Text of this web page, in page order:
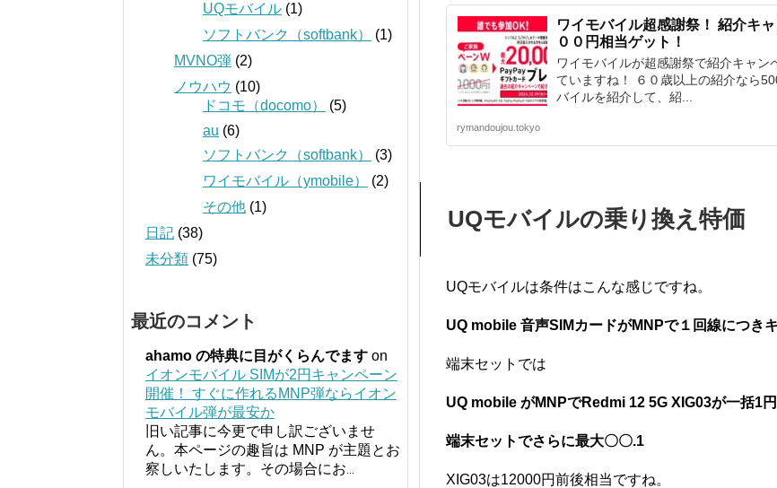
ワイモバイル超感謝祭！ 紹介キ
００円相当ゲット！
ワイモバイルが超感謝祭で紹介キャン
ていますね！ ６０歳以上の紹介なら
バイルを紹介して、紹...
rymandoujou.tokyo
UQモバイルの乗り換え特価
UQモバイルは条件はこんな感じですね。
UQ mobile 音声SIMカードがMNPで１回線につき
端末セットでは
UQ mobile がMNPでRedmi 12 5G XIG03が一括1円
端末セットでさらに最大〇〇.1
XIG03は12000円前後相当ですね。
UQモバイル (1)
ソフトバンク（softbank）
(1)
MVNO弾 (2)
ノウハウ (10)
ドコモ（docomo）
(5)
au (6)
ソフトバンク（softbank）
(3)
ワイモバイル（ymobile）
(2)
その他 (1)
日記 (38)
未分類 (75)
最近のコメント
ahamo の特典に目がくらんでます on
イオンモバイル SIMが2円キャンペーン
開催！ すぐに作れるMNP弾ならイオン
モバイル弾が最安か
旧い記事に今更で申し訳ございませ
ん。本ページの趣旨は MNP が主題とお
察しいたします。その場合にお